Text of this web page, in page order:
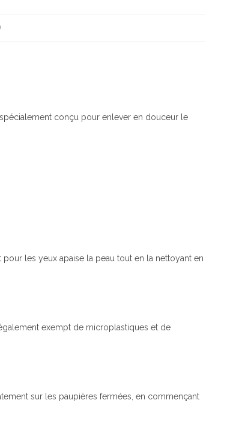
conçu pour enlever en douceur le
pour les yeux apaise la peau tout en la nettoyant en
exempt de microplastiques et de
sur les paupières fermées, en commençant